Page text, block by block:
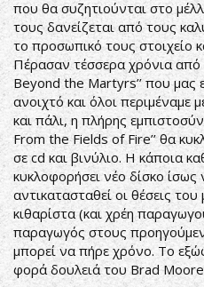
που θα συζητιούνται στο
τους δανείζεται από τους
το προσωπικό τους στοιχείο
Πέρασαν τέσσερα χρόνια από
Beyond the Martyrs’’ που μας
ανοιχτό και όλοι περιμέναμε
και πάλι, η πλήρης
From the Fields of Fire’’ θα
σε cd και βινύλιο. Η κάποια
κυκλοφορήσει νέο δίσκο ίσως
αντικατασταθεί οι θέσεις
κιθαρίστα (και χρέη
παραγωγός στους
μπορεί να πήρε χρόνο. Το
φορά δουλειά του Brad